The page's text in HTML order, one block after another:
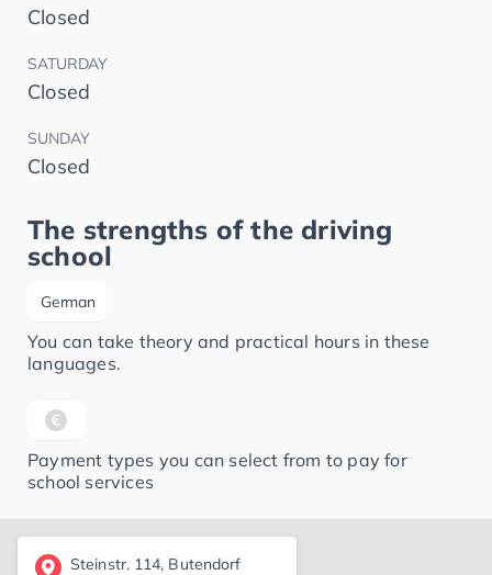
Closed
SATURDAY
Closed
SUNDAY
Closed
The strengths of the driving
school
German
You can take theory and practical hours in these
languages.
Payment types you can select from to pay for
school services
Steinstr. 114, Butendorf